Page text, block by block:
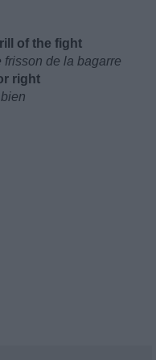
of the fight
de la bagarre
right